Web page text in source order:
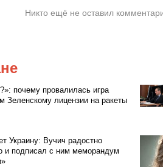
Никто ещё не оставил
почему провалилась игра
Зеленскому лицензии на ракеты
Украину: Вучич радостно
и подписал с ним меморандум